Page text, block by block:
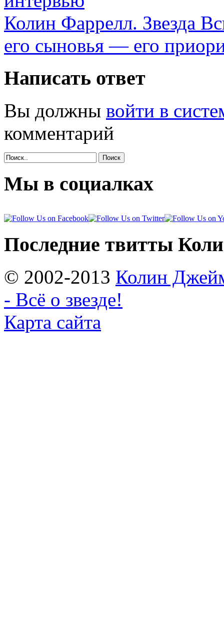
Колин Фаррелл. Звезда
его сыновья — его
Написать ответ
Вы должны войти в
комментарий
Поиск
Мы в социалках
Последние твитты
© 2002-2013 Колин
- Всё о звезде!
Карта сайта